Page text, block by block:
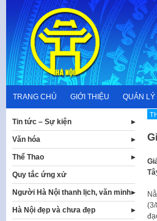
content
TRANG CHỦ GIỚI THIỆU QUẢN
Tin tức – Sự kiện
Văn hóa
Thể Thao
Quy tắc ứng xử
Người Hà Nội thanh lịch, văn minh
Hà Nội đẹp và chưa đẹp